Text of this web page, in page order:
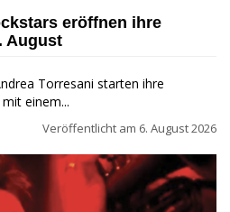
eröffnen ihre
August
Torresani starten ihre
einem...
Veröffentlicht am 6. August 2026